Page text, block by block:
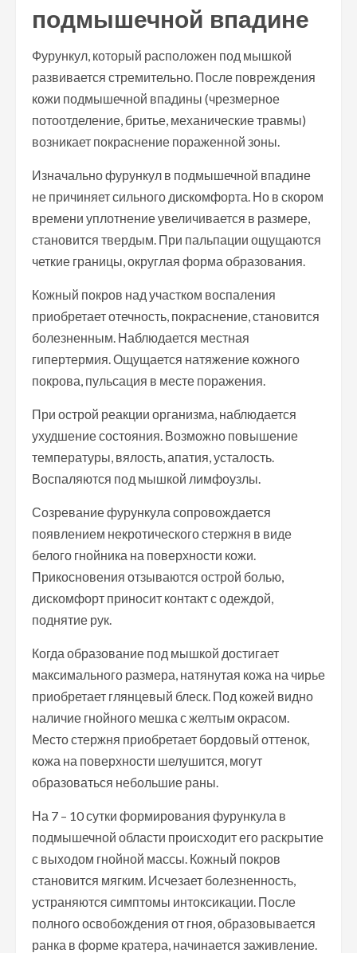
подмышечной впадине
Фурункул, который расположен под мышкой
развивается стремительно. После повреждения
кожи подмышечной впадины (чрезмерное
потоотделение, бритье, механические травмы)
возникает покраснение пораженной зоны.
Изначально фурункул в подмышечной впадине
не причиняет сильного дискомфорта. Но в скором
времени уплотнение увеличивается в размере,
становится твердым. При пальпации ощущаются
четкие границы, округлая форма образования.
Кожный покров над участком воспаления
приобретает отечность, покраснение, становится
болезненным. Наблюдается местная
гипертермия. Ощущается натяжение кожного
покрова, пульсация в месте поражения.
При острой реакции организма, наблюдается
ухудшение состояния. Возможно повышение
температуры, вялость, апатия, усталость.
Воспаляются под мышкой лимфоузлы.
Созревание фурункула сопровождается
появлением некротического стержня в виде
белого гнойника на поверхности кожи.
Прикосновения отзываются острой болью,
дискомфорт приносит контакт с одеждой,
поднятие рук.
Когда образование под мышкой достигает
максимального размера, натянутая кожа на чирье
приобретает глянцевый блеск. Под кожей видно
наличие гнойного мешка с желтым окрасом.
Место стержня приобретает бордовый оттенок,
кожа на поверхности шелушится, могут
образоваться небольшие раны.
На 7 – 10 сутки формирования фурункула в
подмышечной области происходит его раскрытие
с выходом гнойной массы. Кожный покров
становится мягким. Исчезает болезненность,
устраняются симптомы интоксикации. После
полного освобождения от гноя, образовывается
ранка в форме кратера, начинается заживление.